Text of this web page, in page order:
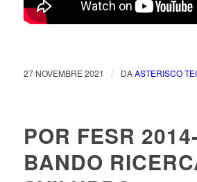
27 NOVEMBRE 2021 / DAASTERISCO
POR FESR
BANDO